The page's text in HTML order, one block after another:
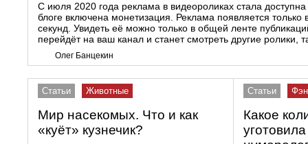
С июля 2020 года реклама в видеороликах стала
блоге включена монетизация. Реклама появляется только
секунд. Увидеть её можно только в общей ленте
перейдёт на ваш канал и станет смотреть другие ролики,
Олег Банцекин
Статьи Животные
Мир насекомых. Что и как
«куёт» кузнечик?
Статьи
Какое